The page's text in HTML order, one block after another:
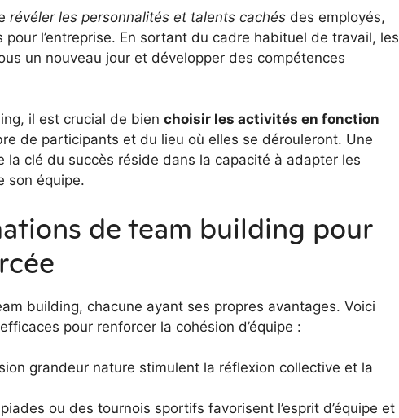
révéler les personnalités et talents cachés des employés,
l’entreprise. En sortant du cadre habituel de travail, les
un nouveau jour et développer des compétences
il est crucial de bien choisir les activités en fonction
de participants et du lieu où elles se dérouleront. Une
la clé du succès réside dans la capacité à adapter les
son équipe.
de team building pour
building, chacune ayant ses propres avantages. Voici
pour renforcer la cohésion d’équipe :
grandeur nature stimulent la réflexion collective et la
ou des tournois sportifs favorisent l’esprit d’équipe et